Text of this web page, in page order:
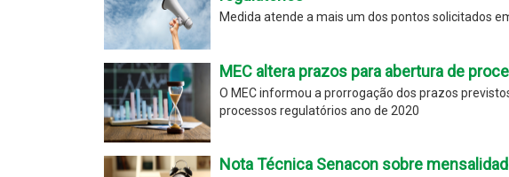
Medida atende a mais um dos pontos solicitados
MEC altera prazos para abertura de
O MEC informou a prorrogação dos prazos
processos regulatórios ano de 2020
Nota Técnica Senacon sobre